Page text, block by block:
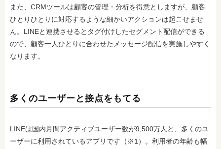
また、CRMツールは顧客の管理・分析を得意としますが、顧客
ひとりひとりに対応するような細かいアクションは起こせませ
ん。LINEと連携させるとタグ付けしたセグメント配信ができる
ので、顧客一人ひとりに合わせたメッセージ配信を実施しやすく
なります。
多くのユーザーと接点をもてる
LINEは国内月間アクティブユーザー数が9,500万人と、多くのユ
ーザーに利用されているアプリです（※1）。利用者の年齢も幅